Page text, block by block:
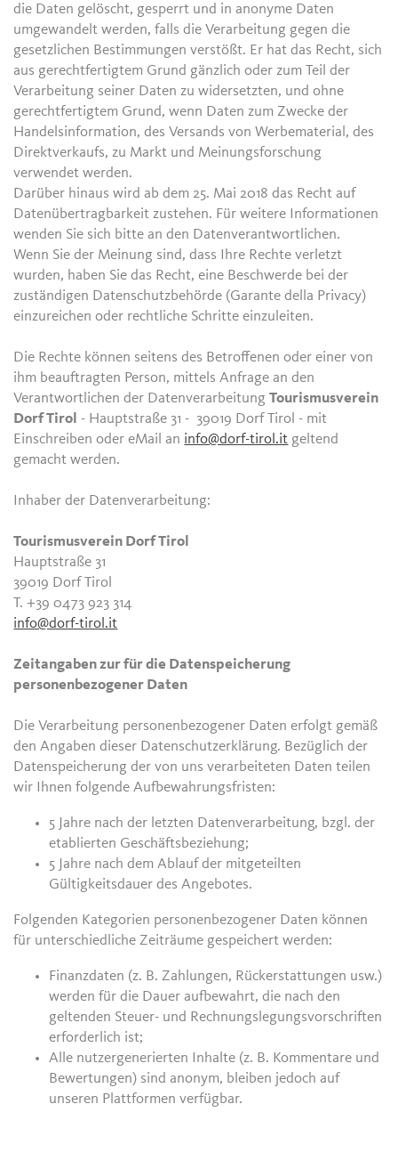
die Daten gelöscht, gesperrt und in anonyme Daten
umgewandelt werden, falls die Verarbeitung gegen die
gesetzlichen Bestimmungen verstößt. Er hat das Recht, sich
aus gerechtfertigtem Grund gänzlich oder zum Teil der
Verarbeitung seiner Daten zu widersetzten, und ohne
gerechtfertigtem Grund, wenn Daten zum Zwecke der
Handelsinformation, des Versands von Werbematerial, des
Direktverkaufs, zu Markt und Meinungsforschung
verwendet werden.
Darüber hinaus wird ab dem 25. Mai 2018 das Recht auf
Datenübertragbarkeit zustehen. Für weitere Informationen
wenden Sie sich bitte an den Datenverantwortlichen.
Wenn Sie der Meinung sind, dass Ihre Rechte verletzt
wurden, haben Sie das Recht, eine Beschwerde bei der
zuständigen Datenschutzbehörde (Garante della Privacy)
einzureichen oder rechtliche Schritte einzuleiten.
Die Rechte können seitens des Betroffenen oder einer von
ihm beauftragten Person, mittels Anfrage an den
Verantwortlichen der DatenverarbeitungTourismusverein
Dorf Tirol - Hauptstraße 31 - 39019 Dorf Tirol - mit
Einschreiben oder eMail an info@dorf-tirol.it geltend
gemacht werden.
Inhaber der Datenverarbeitung:
Tourismusverein Dorf Tirol
Hauptstraße 31
39019 Dorf Tirol
T. +39 0473 923 314
info@dorf-tirol.it
Zeitangaben zur für die Datenspeicherung
personenbezogener Daten
Die Verarbeitung personenbezogener Daten erfolgt gemäß
den Angaben dieser Datenschutzerklärung. Bezüglich der
Datenspeicherung der von uns verarbeiteten Daten teilen
wir Ihnen folgende Aufbewahrungsfristen:
5 Jahre nach der letzten Datenverarbeitung, bzgl. der
etablierten Geschäftsbeziehung;
5 Jahre nach dem Ablauf der mitgeteilten
Gültigkeitsdauer des Angebotes.
Folgenden Kategorien personenbezogener Daten können
für unterschiedliche Zeiträume gespeichert werden:
Finanzdaten (z. B. Zahlungen, Rückerstattungen usw.)
werden für die Dauer aufbewahrt, die nach den
geltenden Steuer- und Rechnungslegungsvorschriften
erforderlich ist;
Alle nutzergenerierten Inhalte (z. B. Kommentare und
Bewertungen) sind anonym, bleiben jedoch auf
unseren Plattformen verfügbar.